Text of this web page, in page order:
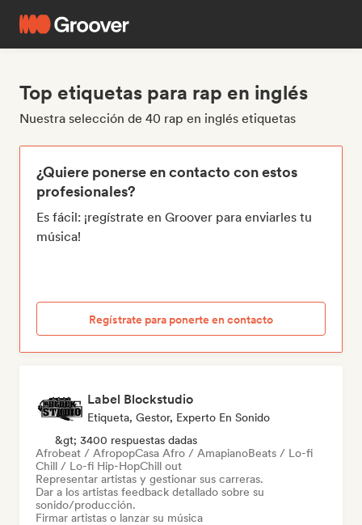
Top etiquetas para rap en inglés
Nuestra selección de 40 rap en inglés etiquetas
¿Quiere ponerse en contacto con estos
profesionales?
Es fácil: ¡regístrate en Groover para enviarles tu
música!
Regístrate para ponerte en contacto
Label Blockstudio
Etiqueta, Gestor, Experto En Sonido
&gt; 3400 respuestas dadas
Afrobeat / AfropopCasa Afro / AmapianoBeats / Lo-fi
Chill / Lo-fi Hip-HopChill out
Representar artistas y gestionar sus carreras.
Dar a los artistas feedback detallado sobre su
sonido/producción.
Firmar artistas o lanzar su música